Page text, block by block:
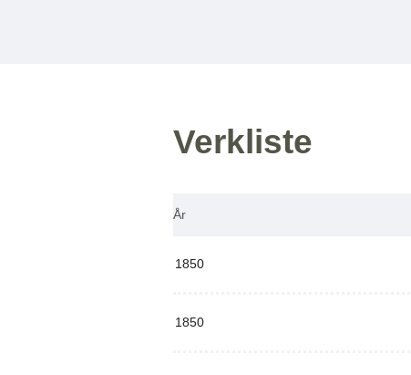
Verkliste
År
1850
1850